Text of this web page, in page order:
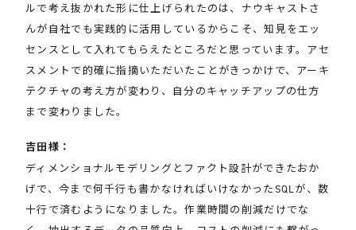
ルで考え抜かれた形に仕上げられたのは、ナウキャストさ
んが自社でも実践的に活用しているからこそ、知見をエッ
センスとして入れてもらえたところだと思っています。アセ
スメントで的確に指摘いただいたことがきっかけで、アーキ
テクチャの考え方が変わり、自分のキャッチアップの仕方
まで変わりました。
吉田様：
ディメンショナルモデリングとファクト設計ができたおか
げで、今まで何千行も書かなければいけなかったSQLが、数
十行で済むようになりました。作業時間の削減だけでな